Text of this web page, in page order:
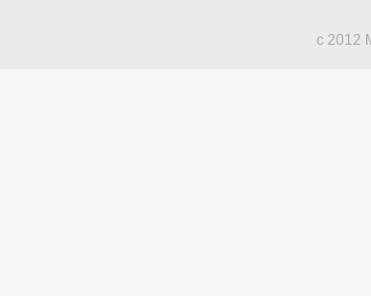
c 2012